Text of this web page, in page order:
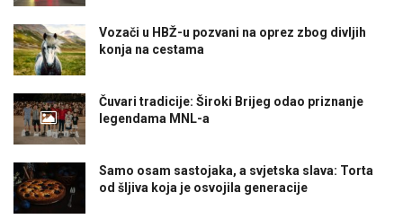
Vozači u HBŽ-u pozvani na oprez zbog divljih
konja na cestama
Čuvari tradicije: Široki Brijeg odao priznanje
legendama MNL-a
Samo osam sastojaka, a svjetska slava: Torta
od šljiva koja je osvojila generacije